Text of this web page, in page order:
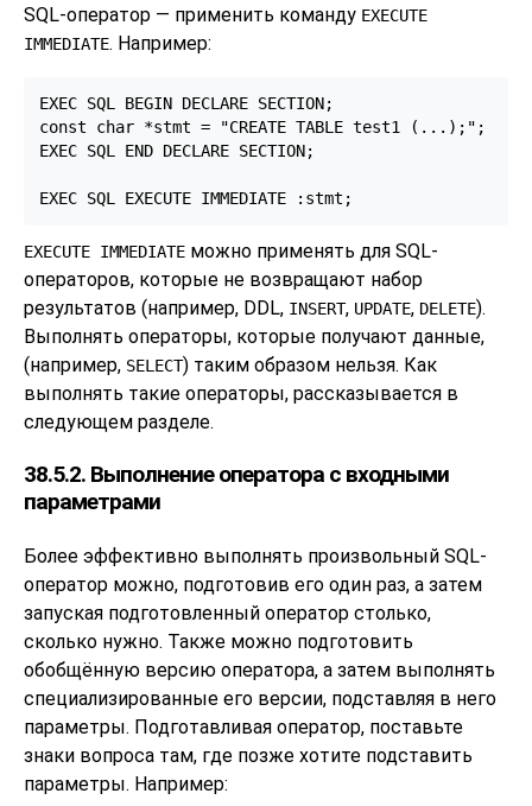
SQL-оператор — применить команду EXECUTE
IMMEDIATE. Например:
EXEC SQL BEGIN DECLARE SECTION;
const char *stmt = "CREATE TABLE test1 (...);";
EXEC SQL END DECLARE SECTION;
EXEC SQL EXECUTE IMMEDIATE :stmt;
EXECUTE IMMEDIATE можно применять для SQL-
операторов, которые не возвращают набор
результатов (например, DDL, INSERT, UPDATE, DELETE).
Выполнять операторы, которые получают данные,
(например, SELECT) таким образом нельзя. Как
выполнять такие операторы, рассказывается в
следующем разделе.
38.5.2. Выполнение оператора с входными
параметрами
Более эффективно выполнять произвольный SQL-
оператор можно, подготовив его один раз, а затем
запуская подготовленный оператор столько,
сколько нужно. Также можно подготовить
обобщённую версию оператора, а затем выполнять
специализированные его версии, подставляя в него
параметры. Подготавливая оператор, поставьте
знаки вопроса там, где позже хотите подставить
параметры. Например: